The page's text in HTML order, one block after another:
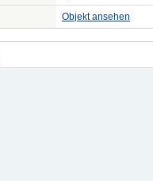
Objekt ansehen